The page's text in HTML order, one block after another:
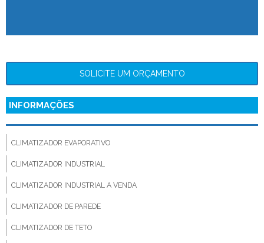
SOLICITE UM ORÇAMENTO
INFORMAÇÕES
CLIMATIZADOR EVAPORATIVO
CLIMATIZADOR INDUSTRIAL
CLIMATIZADOR INDUSTRIAL A VENDA
CLIMATIZADOR DE PAREDE
CLIMATIZADOR DE TETO